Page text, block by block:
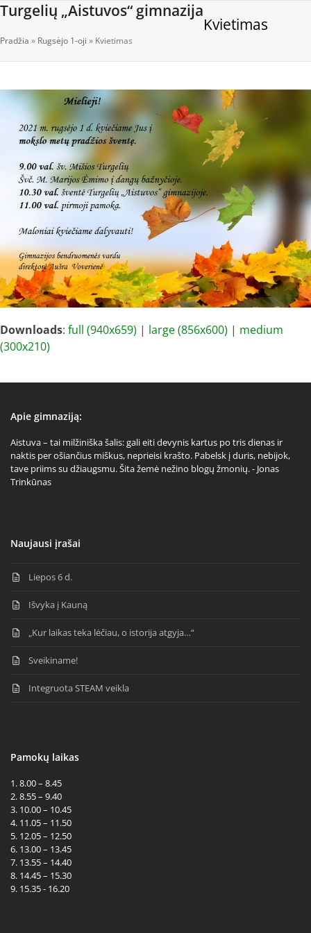
Skip
content
Turgelių „Aistuvos“ gimnazija
Open
mobile
Close
mobile
Kvietimas
Pradžia » Rugsėjo 1-oji » Kvietimas
Downloads: full (940x659) | large (856x600) | medium
(300x210)
Apie gimnaziją:
Aistuva – tai milžiniška šalis: gali eiti devynis kartus po tris dienas ir
naktis per ošiančius miškus, neprieisi krašto. Pabelsk į duris, nebijok,
tave priims su džiaugsmu. Šita žemė nežino blogų žmonių. - Jonas
Trinkūnas
Naujausi įrašai
Liepos 6 d.
Išvyka į Kauną
„Kur laikas teka lėčiau, o istorija atgyja…“
Sveikiname!
Integruota STEAM veikla
Pamokų laikas
1. 8.00 – 8.45
2. 8.55 – 9.40
3. 10.00 – 10.45
4. 11.05 – 11.50
5. 12.05 – 12.50
6. 13.00 – 13.45
7. 13.55 – 14.40
8. 14.45 – 15.30
9. 15.35 - 16.20